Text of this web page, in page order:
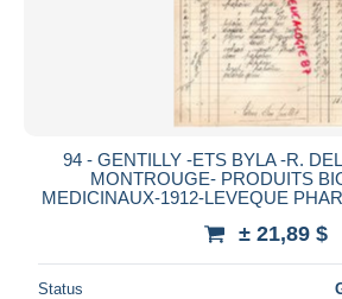
94 - GENTILLY -ETS BYLA -R.
MONTROUGE- PRODUITS
MEDICINAUX-1912-LEVEQUE
± 21,89 $
Status